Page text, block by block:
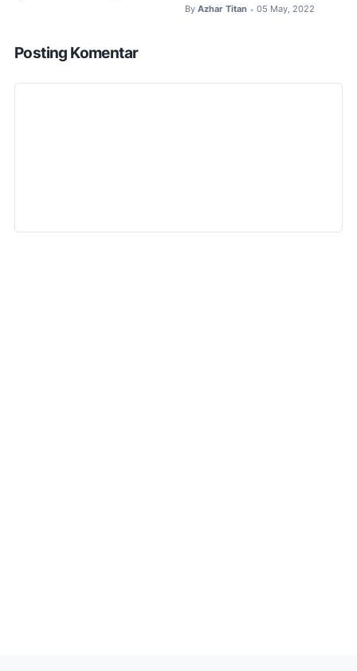
By Azhar Titan • 05 May, 2022
Posting Komentar